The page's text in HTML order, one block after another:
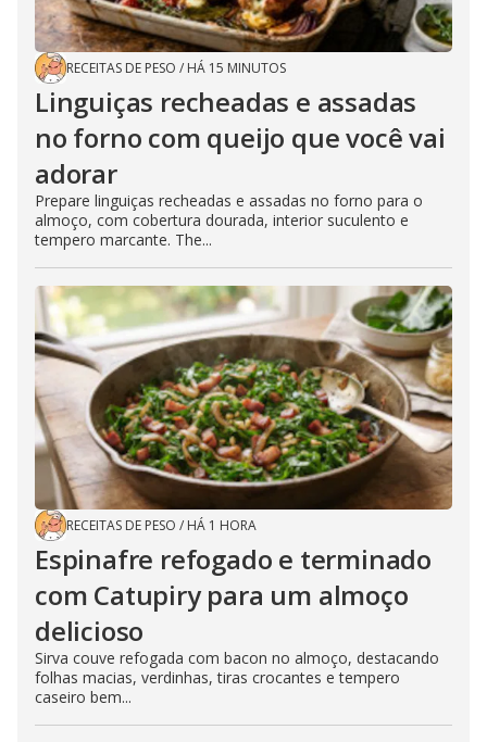
RECEITAS DE PESO / HÁ 15 MINUTOS
Linguiças recheadas e assadas
no forno com queijo que você vai
adorar
Prepare linguiças recheadas e assadas no forno para o
almoço, com cobertura dourada, interior suculento e
tempero marcante. The...
RECEITAS DE PESO / HÁ 1 HORA
Espinafre refogado e terminado
com Catupiry para um almoço
delicioso
Sirva couve refogada com bacon no almoço, destacando
folhas macias, verdinhas, tiras crocantes e tempero
caseiro bem...